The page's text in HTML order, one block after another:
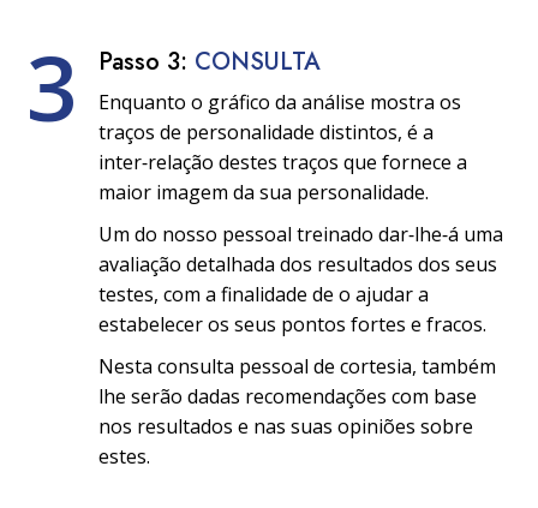
3 Passo 3: CONSULTA
Enquanto o gráfico da análise mostra os
traços de personalidade distintos, é a
inter‑relação destes traços que fornece a
maior imagem da sua personalidade.
Um do nosso pessoal treinado dar‑lhe‑á uma
avaliação detalhada dos resultados dos seus
testes, com a finalidade de o ajudar a
estabelecer os seus pontos fortes e fracos.
Nesta consulta pessoal de cortesia, também
lhe serão dadas recomendações com base
nos resultados e nas suas opiniões sobre
estes.